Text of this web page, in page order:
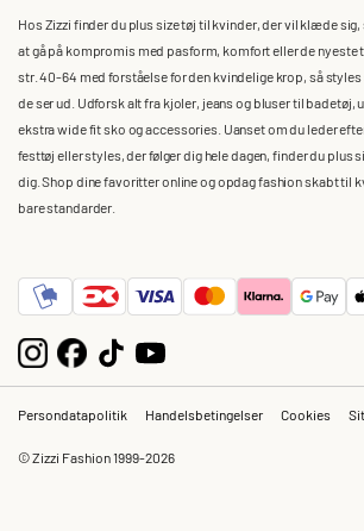
Hos Zizzi finder du plus size tøj til kvinder, der vil klæde sig,
at gå på kompromis med pasform, komfort eller de nyeste
str. 40-64 med forståelse for den kvindelige krop, så
de ser ud. Udforsk alt fra kjoler, jeans og bluser til
ekstra wide fit sko og accessories. Uanset om du leder
festtøj eller styles, der følger dig hele dagen, finder du plus
dig. Shop dine favoritter online og opdag fashion skabt til
bare standarder.
Persondatapolitik Handelsbetingelser Cookies
© Zizzi Fashion 1999-2026